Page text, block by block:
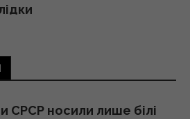
тому астероїд залишив
СРСР носили лише білі